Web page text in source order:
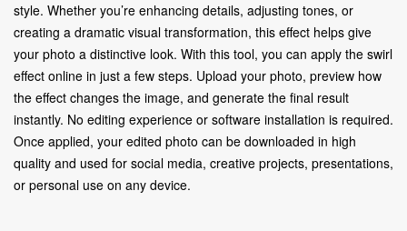
style. Whether you’re enhancing details, adjusting tones, or
creating a dramatic visual transformation, this effect helps give
your photo a distinctive look. With this tool, you can apply the swirl
effect online in just a few steps. Upload your photo, preview how
the effect changes the image, and generate the final result
instantly. No editing experience or software installation is required.
Once applied, your edited photo can be downloaded in high
quality and used for social media, creative projects, presentations,
or personal use on any device.